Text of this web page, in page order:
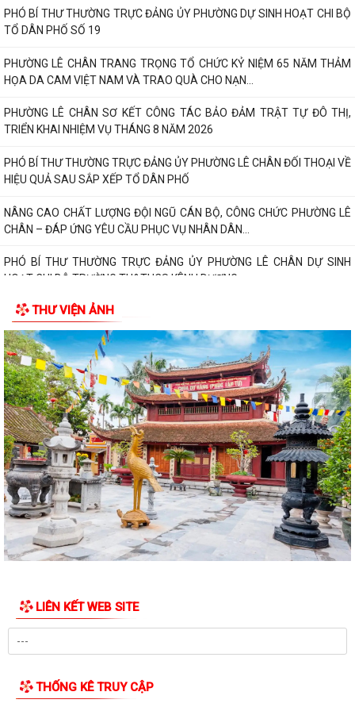
PHÓ BÍ THƯ THƯỜNG TRỰC ĐẢNG ỦY PHƯỜNG LÊ CHÂN DỰ SINH
ĐÌNH CHỈ LƯU HÀNH, THU HỒI VÀ TIÊU HỦY MỸ PHẨM VI PHẠM (TOÀN
PHƯỜNG LÊ CHÂN TRIỂN KHAI QUYẾT ĐỊNH GIAO CHỈ TIÊU PHÁT
PHƯỜNG LÊ CHÂN TRIỂN KHAI ĐỢT CAO ĐIỂM 90 NGÀY TĂNG TỐC
BÍ THƯ ĐẢNG ỦY PHƯỜNG LÊ CHÂN DỰ SINH HOẠT CHI BỘ THƯỜNG
THÁNG 7/2026, PHƯỜNG LÊ CHÂN XỬ PHẠT 3 TRƯỜNG HỢP LẤN
PHƯỜNG LÊ CHÂN TỔ CHỨC LỄ SINH HOẠT CHÍNH TRỊ DƯỚI CỜ
THÁNG 8 NĂM 2026
TIỆN ÍCH TRA CỨU PHÁP LUẬT BẰNG MÃ QR – BƯỚC TIẾN MỚI
TRONG CHUYỂN ĐỔI SỐ PHỔ BIẾN, GIÁO DỤC PHÁP...
THÔNG BÁO TẠM DỪNG TIẾP NHẬN HỒ SƠ ĐĂNG KÝ KINH DOANH
TRONG 3 ĐỢT BẢO TRÌ HỆ THỐNG THÁNG 8/2026
PHƯỜNG LÊ CHÂN LAN TỎA GIÁ TRỊ NHÂN VĂN TỪ MÔ HÌNH “NGÀY
THỨ BẢY HẠNH PHÚC”
CHI ĐOÀN GIÁO VIÊN TRƯỜNG TIỂU HỌC NGUYỄN THỊ MINH KHAI RA
QUÂN CHUẨN BỊ THỰC HIỆN MÔ HÌNH “SẮC MÀU...
THÔNG BÁO VỀ VIỆC TUYỂN CHỌN THỰC TẬP SINH NỮ ĐI THỰC TẬP
KỸ THUẬT TẠI NHẬT BẢN ĐỢT II NĂM 2026
CHỈNH QUY HOẠCH DỰ ÁN XÂY DỰNG TRƯỜNG...
THƯ VIỆN ẢNH
LIÊN KẾT WEB SITE
THỐNG KÊ TRUY CẬP